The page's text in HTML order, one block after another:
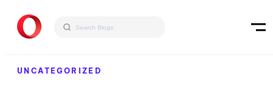
UNCATEGORIZED